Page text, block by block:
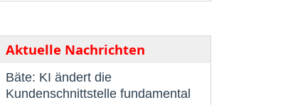
Aktuelle Nachrichten
Bäte: KI ändert die
Kundenschnittstelle fundamental